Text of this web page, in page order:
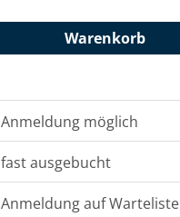
Warenkorb
Anmeldung möglich
fast ausgebucht
Anmeldung auf Warteliste